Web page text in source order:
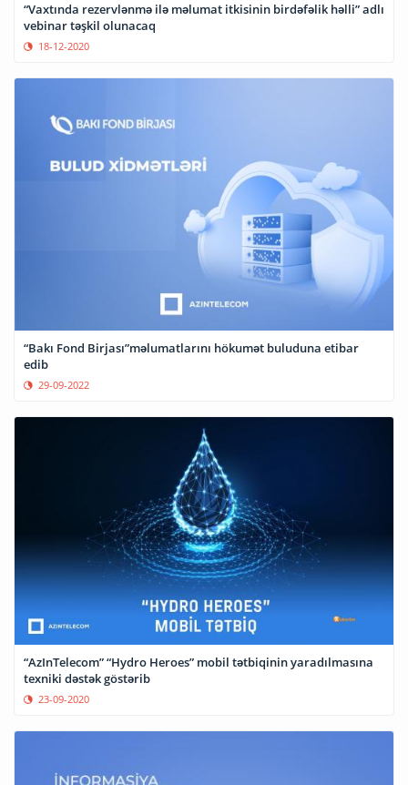
“Vaxtında rezervlənmə ilə məlumat itkisinin birdəfəlik həlli” adlı
vebinar təşkil olunacaq
18-12-2020
“Bakı Fond Birjası”məlumatlarını hökumət buluduna etibar
edib
29-09-2022
“AzInTelecom” “Hydro Heroes” mobil tətbiqinin yaradılmasına
texniki dəstək göstərib
23-09-2020